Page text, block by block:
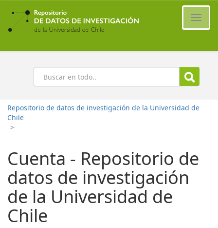
Ir
contenido
principal
Buscar
Repositorio de datos de investigación de la Universidad de
Chile
>
Cuenta - Repositorio de
datos de investigación
de la Universidad de
Chile